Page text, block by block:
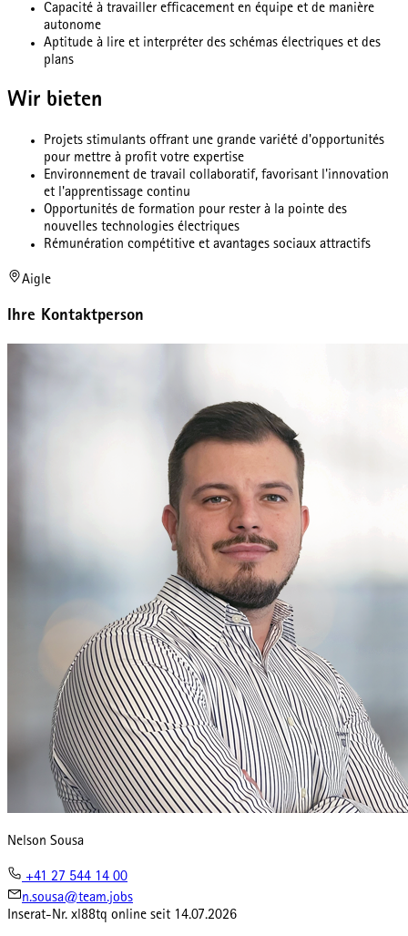
Capacité à travailler efficacement en équipe et de manière
autonome
Aptitude à lire et interpréter des schémas électriques et des
plans
Wir bieten
Projets stimulants offrant une grande variété d'opportunités
pour mettre à profit votre expertise
Environnement de travail collaboratif, favorisant l'innovation
et l'apprentissage continu
Opportunités de formation pour rester à la pointe des
nouvelles technologies électriques
Rémunération compétitive et avantages sociaux attractifs
Aigle
Ihre Kontaktperson
Nelson Sousa
+41 27 544 14 00
n.sousa@team.jobs
Inserat-Nr. xl88tq online seit 14.07.2026